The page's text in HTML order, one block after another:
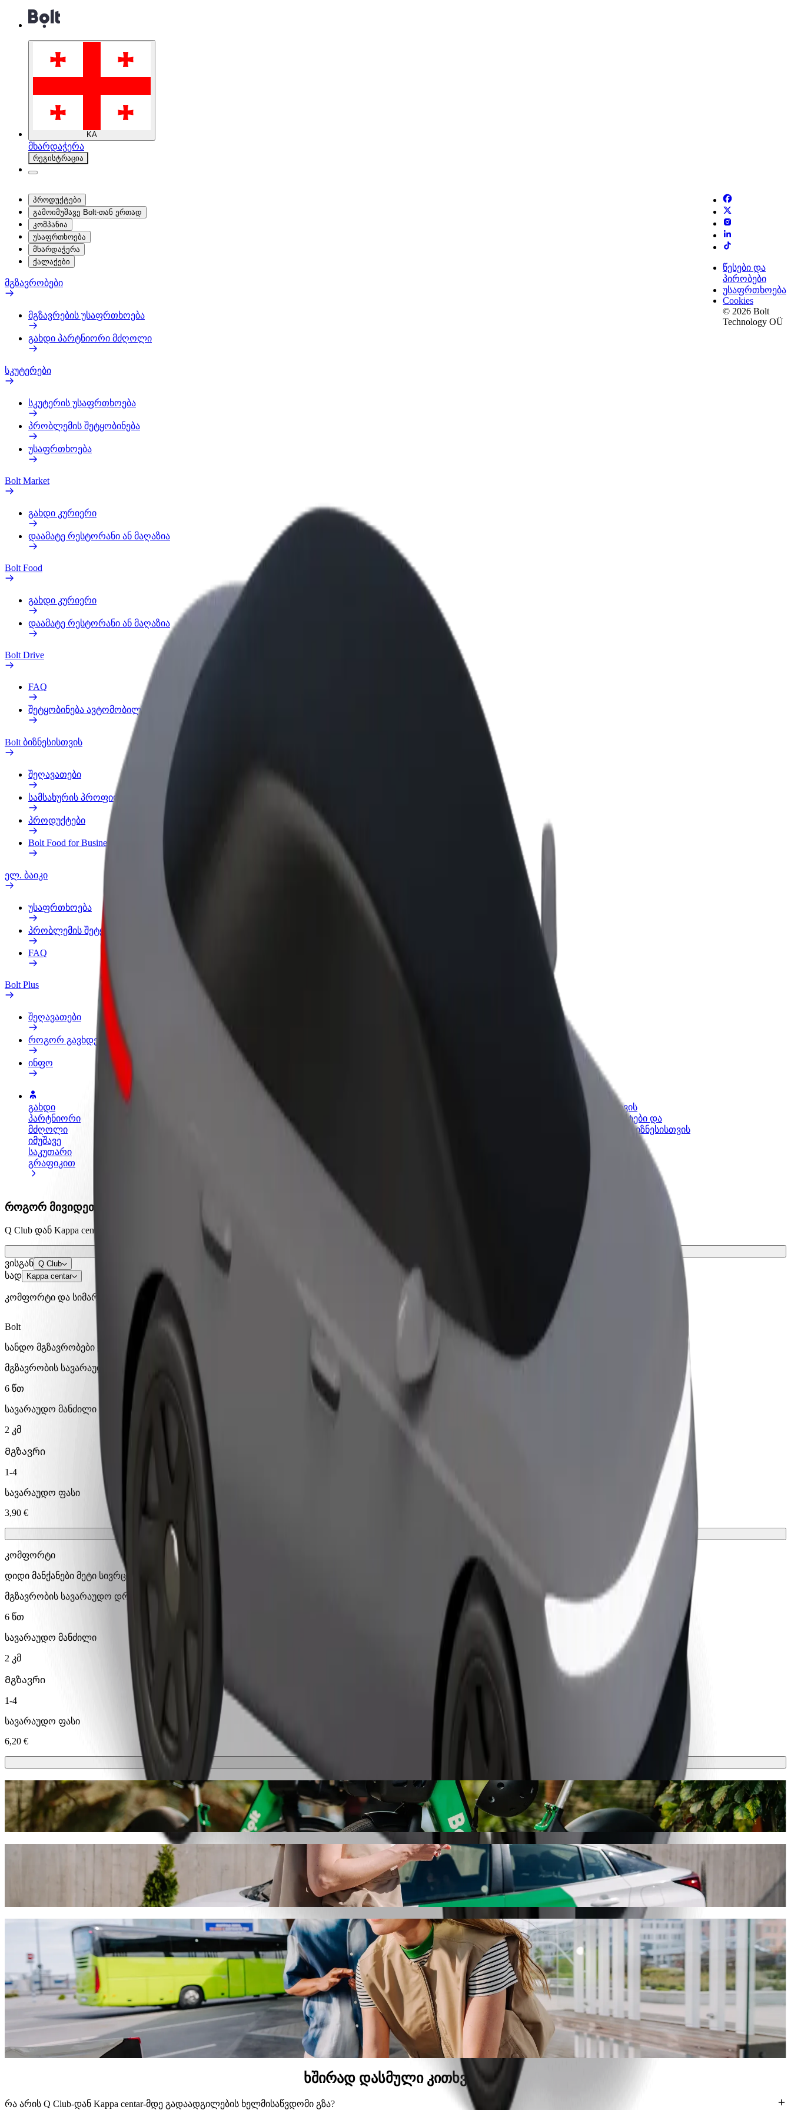
KA
მხარდაჭერა
რეგისტრაცია
პროდუქტები
გამოიმუშავე Bolt-თან ერთად
კომპანია
უსაფრთხოება
მხარდაჭერა
ქალაქები
მგზავრობები
მგზავრების უსაფრთხოება
გახდი პარტნიორი მძღოლი
სკუტერები
სკუტერის უსაფრთხოება
პრობლემის შეტყობინება
უსაფრთხოება
Bolt Market
გახდი კურიერი
დაამატე რესტორანი ან მაღაზია
Bolt Food
გახდი კურიერი
დაამატე რესტორანი ან მაღაზია
Bolt Drive
FAQ
შეტყობინება ავტომობილზე
Bolt ბიზნესისთვის
შეღავათები
სამსახურის პროფილი
პროდუქტები
Bolt Food for Business
ელ. ბაიკი
უსაფრთხოება
პრობლემის შეტყობინება
FAQ
Bolt Plus
შეღავათები
როგორ გავხდე გამომწერი
ინფო
გახდი
პარტნიორი
მძღოლი
იმუშავე
საკუთარი
გრაფიკით
დაამატე რესტორანი ან
მაღაზია
მოიზიდე მეტი მომხმარებელი
და გაზარდე გაყიდვები
Bolt ბიზნესისთვის
Bolt-ის პროდუქტები და
სერვისები, შენი ბიზნესისთვის
წესები და
პირობები
უსაფრთხოება
Cookies
© 2026 Bolt
Technology OÜ
როგორ მივიდეთ Q Club დან Kappa centar მდე
Q Club დან Kappa centar მდე გადაადგილების საუკეთესო გზას ეძებ? აღმოაჩინე ჩვენი სერვისები და იპოვე საუკეთესო ვარიანტი შენი მგზავრობისთვის.
გადმოწერე აპლიკაცია
ვისგან Q Club
სად Kappa centar
კომფორტი და სიმარტივე შენს ხელთაა!
Bolt
სანდო მგზავრობები ყოველდღიური საშუალო ზომის ავტომობილებით.
მგზავრობის სავარაუდო დრო
6 წთ
სავარაუდო მანძილი
2 კმ
Მგზავრი
1-4
სავარაუდო ფასი
3,90 €
კომფორტი
დიდი მანქანები მეტი სივრცით
მგზავრობის სავარაუდო დრო
6 წთ
სავარაუდო მანძილი
2 კმ
Მგზავრი
1-4
სავარაუდო ფასი
6,20 €
სკუტერები ან ელექტრო-ველოსიპედები
გადაადგილდი ოსიეკი-ში სკუტერით ან ელექტრო-ველოსიპედით
გადმოწერე Bolt
გადაადგილდი Q Club-დან Kappa centar-მდე Bolt-ით
ჩვენ რეკომენდაციას ვუწევთ Bolt-ის სერვისების გამოყენებას, თუ ეძებ Kappa centar-მდე გადაადგილების საუკეთესო გზას. Bolt-თან ერთად ეს მგზავრობა დაახლოებით 6 წთ
გაგრძელდება და დაახლოებით 3,90 € EUR დაჯდება. ნებისმიერ დროს, ჩვენ შენთვის შესაფერის ავტომობილს მოვძებნით.
Bolt სერვისები Q Club-დან Kappa centar-მდე მისასვლელად
ბევრი ბარგი გაქვს? შეუკვეთე XL კატეგორია 6 ადამიანამდე.
გჭირდებათ გამორჩეული მგზავრობა? სცადეთ Bolt-ის პრემიუმ კატეგორია.
ბავშვებთან ერთად მგზავრობ? შეუკვეთე ავტომობილი საბავშვო სავარძლით.
შინაური ცხოველი გყავს თან? სცადე ჩვენი მგზავრობები, სადაც შინაური ცხოველების თან წაყვანა შეიძლება.
Assist კატეგორია ადაპტირებულია ეტლისთვის (WAV).
ისიამოვნე კომფორტული ავტომობილებით ხელმისაწვდომ ფასად Bolt Basic-თან ერთად.
გადმოწერე Bolt
ხშირად დასმული კითხვები
რა არის Q Club-დან Kappa centar-მდე გადაადგილების ხელმისაწვდომი გზა?